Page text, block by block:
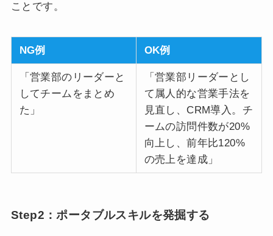
ことです。
NG例 OK例
「営業部のリーダーと
してチームをまとめ
た」
「営業部リーダーとし
て属人的な営業手法を
見直し、CRM導入。チ
ームの訪問件数が20%
向上し、前年比120%
の売上を達成」
Step2：ポータブルスキルを発掘する